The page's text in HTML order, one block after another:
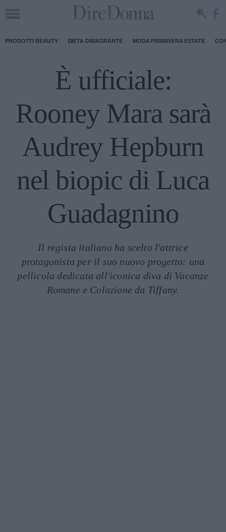
PRODOTTI BEAUTY DIETA DIMAGRANTE MODA PRIMAVERA ESTATE
È ufficiale:
Rooney Mara sarà
Audrey Hepburn
nel biopic di Luca
Guadagnino
Il regista italiano ha scelto l'attrice
protagonista per il suo nuovo progetto: una
pellicola dedicata all'iconica diva di Vacanze
Romane e Colazione da Tiffany.